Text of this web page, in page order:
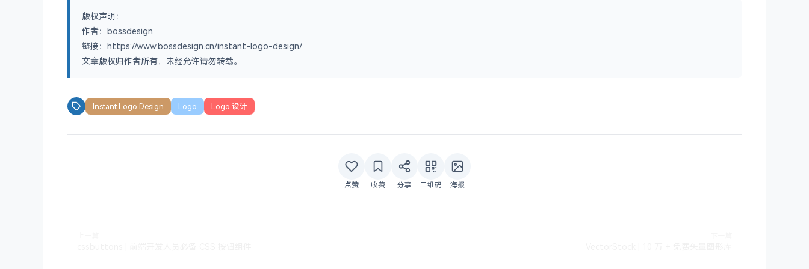
版权声明：
作者：bossdesign
链接：https://www.bossdesign.cn/instant-logo-design/
文章版权归作者所有，未经允许请勿转载。
Instant Logo Design Logo Logo 设计
点赞 收藏 分享 二维码 海报